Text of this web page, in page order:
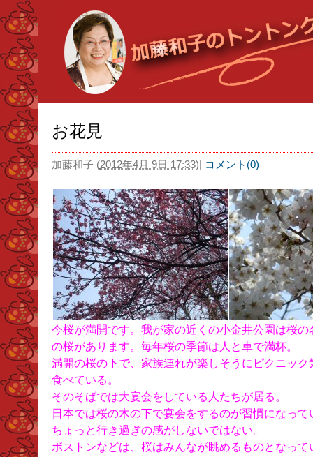
お花見
加藤和子(2012年4月 9日 17:33)| コメント(0)
今桜が満開です。我が家の近くの小金井公園は桜の
の桜があります。毎年桜の季節は人と車で満杯。
満開の桜の下で、家族連れが楽しそうにピクニック
食べている。
そのそばでは大宴会をしている人たちが居る。
日本では桜の木の下で宴会をするのが習慣になって
ちょっと行き過ぎの感がしないではない。
ボストンなどは、桜はみんなが眺めるものとなって